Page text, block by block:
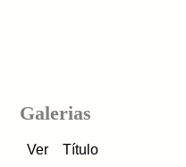
Galerias
Ver Título